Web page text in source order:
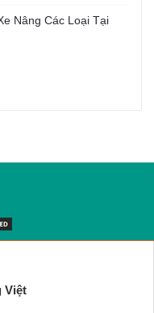
Nâng Các Loại Tại
Việt